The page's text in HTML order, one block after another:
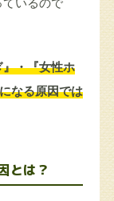
・『女性ホ
なる原因では
とは？